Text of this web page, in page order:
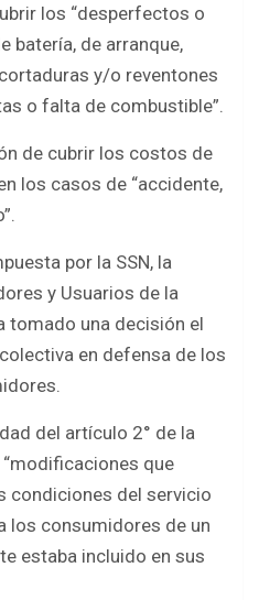
los “desperfectos o
batería, de arranque,
y/o reventones
o falta de combustible”.
de cubrir los costos de
los casos de “accidente,
por la SSN, la
y Usuarios de la
tomado una decisión el
en defensa de los
del artículo 2° de la
que
condiciones del servicio
los consumidores de un
estaba incluido en sus